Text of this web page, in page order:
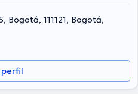
conferencias con la meta
su disciplina de especialización
Español es el idioma principal
Bogotá, 111121, Bogotá,
perfil